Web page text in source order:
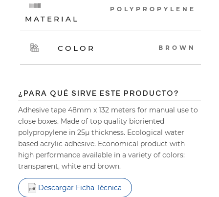
MATERIAL
POLYPROPYLENE
COLOR BROWN
¿PARA QUÉ SIRVE ESTE PRODUCTO?
Adhesive tape 48mm x 132 meters for manual use to
close boxes. Made of top quality bioriented
polypropylene in 25µ thickness. Ecological water
based acrylic adhesive. Economical product with
high performance available in a variety of colors:
transparent, white and brown.
Descargar Ficha Técnica